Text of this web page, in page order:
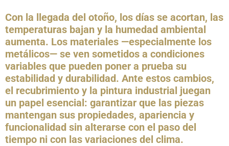
Con la llegada del otoño, los días se acortan, las
temperaturas bajan y la humedad ambiental
aumenta. Los materiales —especialmente los
metálicos— se ven sometidos a condiciones
variables que pueden poner a prueba su
estabilidad y durabilidad. Ante estos cambios,
el recubrimiento y la pintura industrial juegan
un papel esencial: garantizar que las piezas
mantengan sus propiedades, apariencia y
funcionalidad sin alterarse con el paso del
tiempo ni con las variaciones del clima.